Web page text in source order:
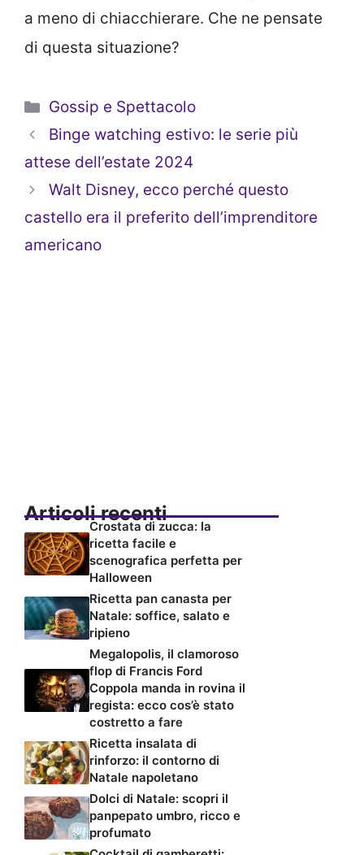
a meno di chiacchierare. Che ne pensate
di questa situazione?
Categorie
Gossip e Spettacolo
Binge watching estivo: le serie più
attese dell’estate 2024
Walt Disney, ecco perché questo
castello era il preferito dell’imprenditore
americano
Articoli recenti
Crostata di zucca: la
ricetta facile e
scenografica perfetta per
Halloween
Ricetta pan canasta per
Natale: soffice, salato e
ripieno
Megalopolis, il clamoroso
flop di Francis Ford
Coppola manda in rovina il
regista: ecco cos’è stato
costretto a fare
Ricetta insalata di
rinforzo: il contorno di
Natale napoletano
Dolci di Natale: scopri il
panpepato umbro, ricco e
profumato